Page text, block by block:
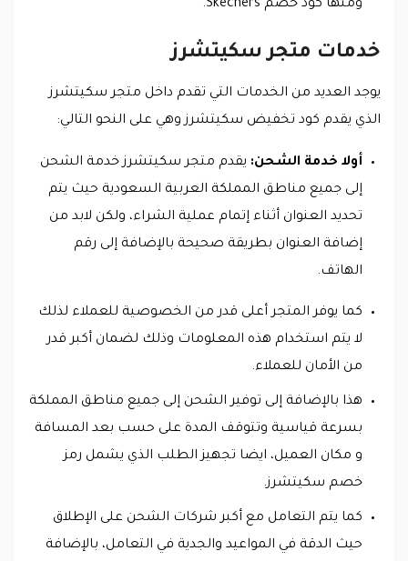
ومنها كود خصم Skechers.
خدمات متجر سكيتشرز
يوجد العديد من الخدمات التي تقدم داخل متجر سكيتشرز
الذي يقدم كود تخفيض سكيتشرز وهي على النحو التالي:
أولا خدمة الشحن: يقدم متجر سكيتشرز خدمة الشحن
إلى جميع مناطق المملكة العربية السعودية حيث يتم
تحديد العنوان أثناء إتمام عملية الشراء، ولكن لابد من
إضافة العنوان بطريقة صحيحة بالإضافة إلى رقم
الهاتف.
كما يوفر المتجر أعلى قدر من الخصوصية للعملاء لذلك
لا يتم استخدام هذه المعلومات وذلك لضمان أكبر قدر
من الأمان للعملاء.
هذا بالإضافة إلى توفير الشحن إلى جميع مناطق المملكة
بسرعة قياسية وتتوقف المدة على حسب بعد المسافة
و مكان العميل، ايضا تجهيز الطلب الذي يشمل رمز
خصم سكيتشرز.
كما يتم التعامل مع أكبر شركات الشحن على الإطلاق
حيث الدقة في المواعيد والجدية في التعامل، بالإضافة